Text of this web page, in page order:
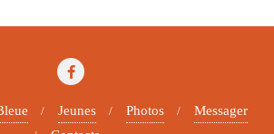
Jeunes Photos
Messager